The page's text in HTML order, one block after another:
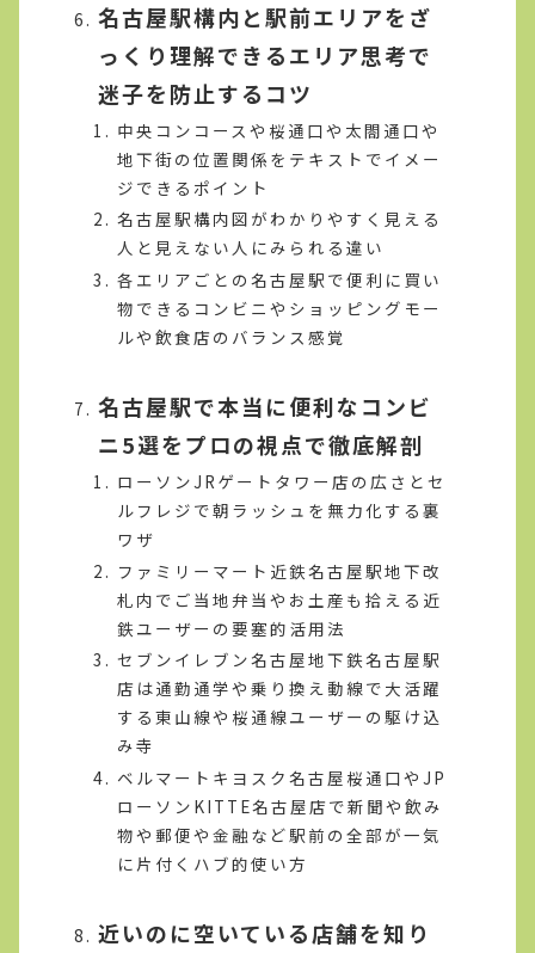
名古屋駅構内と駅前エリアをざ
っくり理解できるエリア思考で
迷子を防止するコツ
中央コンコースや桜通口や太閤通口や
地下街の位置関係をテキストでイメー
ジできるポイント
名古屋駅構内図がわかりやすく見える
人と見えない人にみられる違い
各エリアごとの名古屋駅で便利に買い
物できるコンビニやショッピングモー
ルや飲食店のバランス感覚
名古屋駅で本当に便利なコンビ
ニ5選をプロの視点で徹底解剖
ローソンJRゲートタワー店の広さとセ
ルフレジで朝ラッシュを無力化する裏
ワザ
ファミリーマート近鉄名古屋駅地下改
札内でご当地弁当やお土産も拾える近
鉄ユーザーの要塞的活用法
セブンイレブン名古屋地下鉄名古屋駅
店は通勤通学や乗り換え動線で大活躍
する東山線や桜通線ユーザーの駆け込
み寺
ベルマートキヨスク名古屋桜通口やJP
ローソンKITTE名古屋店で新聞や飲み
物や郵便や金融など駅前の全部が一気
に片付くハブ的使い方
近いのに空いている店舗を知り